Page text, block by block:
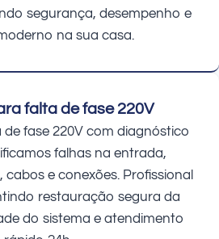
segurança, desempenho e
na sua casa.
falta de fase 220V
fase 220V com diagnóstico
falhas na entrada,
cabos e conexões. Profissional
restauração segura da
do sistema e atendimento